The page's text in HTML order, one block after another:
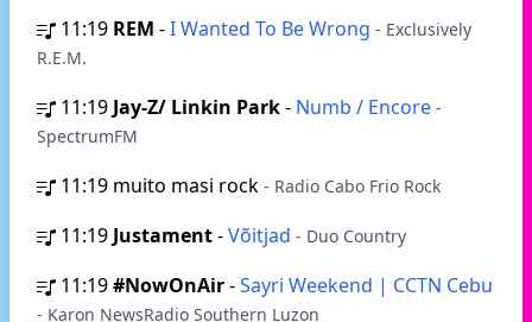
11:19 REM -I Wanted To Be Wrong - Exclusively
R.E.M.
11:19 Jay-Z/ Linkin Park- Numb / Encore -
SpectrumFM
11:19 muito masi rock - Radio Cabo Frio Rock
11:19 Justament-Võitjad - Duo Country
11:19#NowOnAir-Sayri Weekend | CCTN Cebu
- Karon NewsRadio Southern Luzon